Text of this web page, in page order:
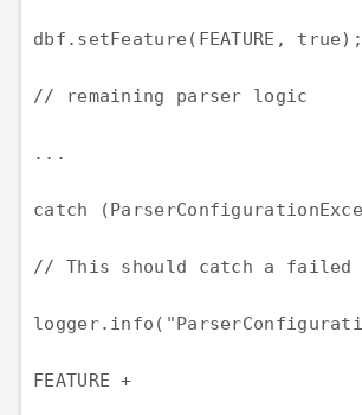
dbf.setFeature(FEATURE, true);
// remaining parser logic
...
catch
// This should catch a failed
FEATURE +